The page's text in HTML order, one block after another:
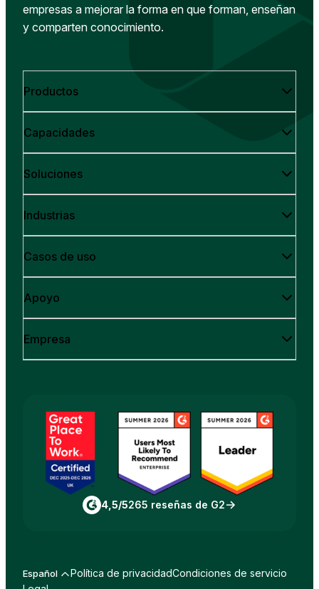
empresas a mejorar la forma en que forman, enseñan
y comparten conocimiento.
Productos
Capacidades
Soluciones
Industrias
Casos de uso
Apoyo
Empresa
4,5/5265 reseñas de G2
Español Política de privacidadCondiciones de servicio